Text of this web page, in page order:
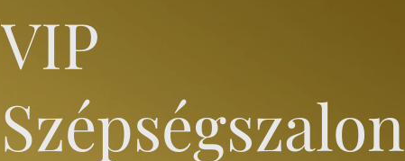
VIP
Szépségszalon